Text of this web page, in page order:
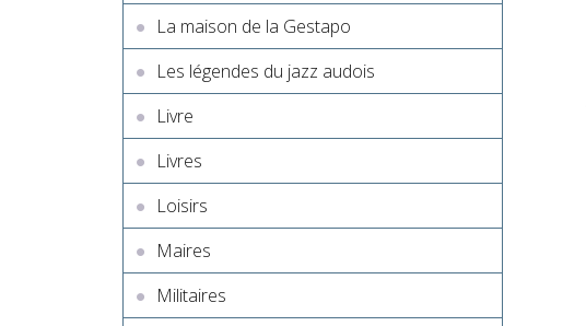
La maison de la Gestapo
Les légendes du jazz audois
Livre
Livres
Loisirs
Maires
Militaires